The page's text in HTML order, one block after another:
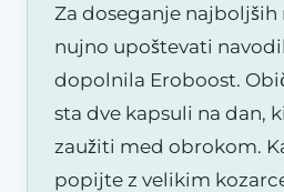
Za doseganje
nujno upoštevati
dopolnila Eroboost.
sta dve kapsuli na dan,
zaužiti med obrokom.
popijte z velikim